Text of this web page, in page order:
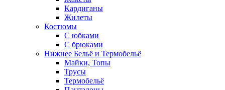
Кардиганы
Жилеты
Костюмы
С юбками
С брюками
Нижнее Бельё и Термобельё
Майки, Топы
Трусы
Термобельё